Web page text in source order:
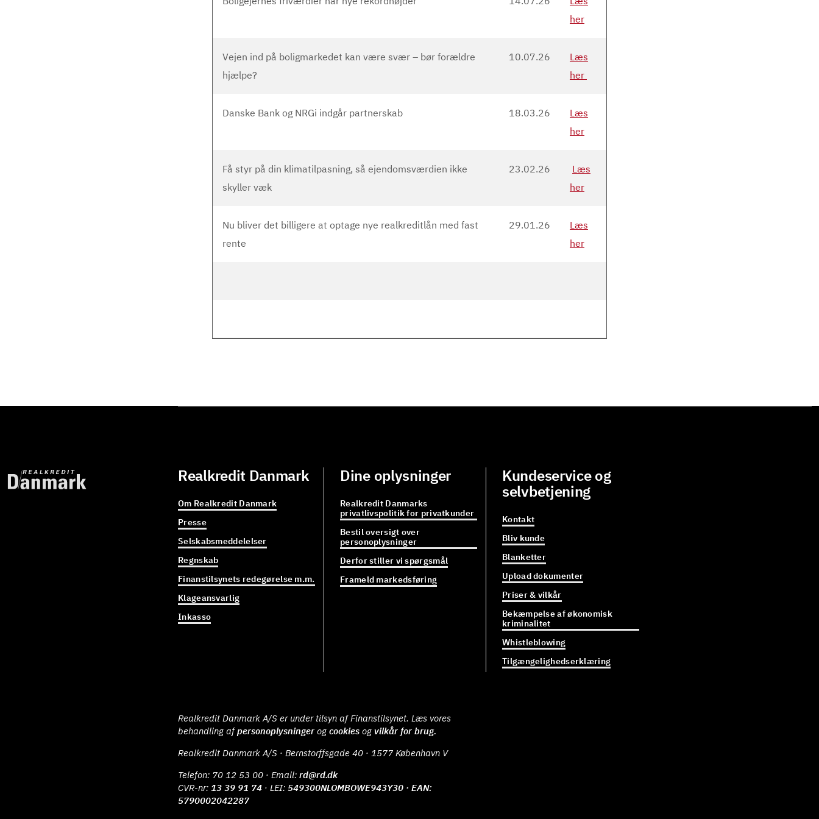
her
Vejen ind på boligmarkedet kan være svær – bør forældre
hjælpe?
10.07.26
Læs
her
Danske Bank og NRGi indgår partnerskab 18.03.26
Læs
her
Få styr på din klimatilpasning, så ejendomsværdien ikke
skyller væk
23.02.26
Læs
her
Nu bliver det billigere at optage nye realkreditlån med fast
rente
29.01.26
Læs
her
Realkredit Danmark
Om Realkredit Danmark
Presse
Selskabsmeddelelser
Regnskab
Finanstilsynets redegørelse m.m.
Klageansvarlig
Inkasso
Dine oplysninger
Realkredit Danmarks
privatlivspolitik for privatkunder
Bestil oversigt over
personoplysninger
Derfor stiller vi spørgsmål
Frameld markedsføring
Kundeservice og
selvbetjening
Kontakt
Bliv kunde
Blanketter
Upload dokumenter
Priser & vilkår
Bekæmpelse af økonomisk
kriminalitet
Whistleblowing
Tilgængelighedserklæring
Realkredit Danmark A/S er under tilsyn af Finanstilsynet. Læs vores
behandling afpersonoplysninger og cookies og vilkår for brug.
Realkredit Danmark A/S · Bernstorffsgade 40 · 1577 København V
Telefon: 70 12 53 00 · Email: rd@rd.dk
CVR-nr: 13 39 91 74 · LEI: 549300NLOMBOWE943Y30 · EAN:
5790002042287